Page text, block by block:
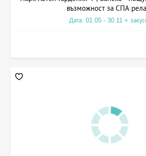
възможност за СПА
Дата: 01.05 - 30.11 +